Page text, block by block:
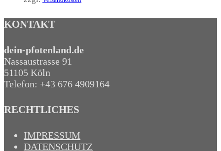
KONTAKT
dein-pfotenland.de
Nassaustrasse 91
51105 Köln
Telefon: +43 676 4909164‬
RECHTLICHES
IMPRESSUM
DATENSCHUTZ